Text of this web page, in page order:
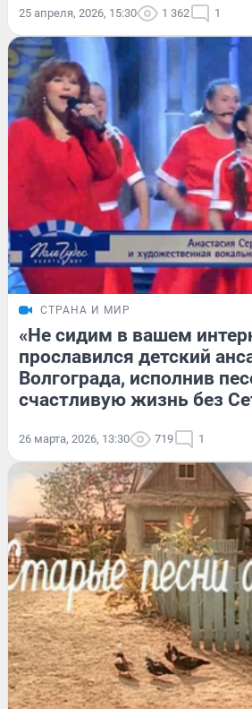
25 апреля, 2026, 15:30 1 362 1
СТРАНА И МИР
«Не сидим в вашем
прославился детский
Волгограда, исполнив
счастливую жизнь без
26 марта, 2026, 13:30 719 1